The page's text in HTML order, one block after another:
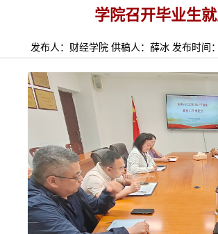
学院召开毕业生
发布人：财经学院 供稿人：薛冰 发布时间